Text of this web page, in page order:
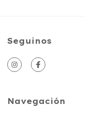
Seguinos
Navegación